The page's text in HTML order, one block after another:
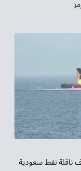
ناقلة نفط سعودية